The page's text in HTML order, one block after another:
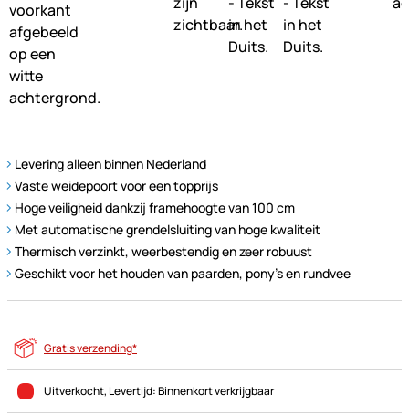
Levering alleen binnen Nederland
Vaste weidepoort voor een topprijs
Hoge veiligheid dankzij framehoogte van 100 cm
Met automatische grendelsluiting van hoge kwaliteit
Thermisch verzinkt, weerbestendig en zeer robuust
Geschikt voor het houden van paarden, pony's en rundvee
Gratis verzending*
Uitverkocht, Levertijd:Binnenkort verkrijgbaar